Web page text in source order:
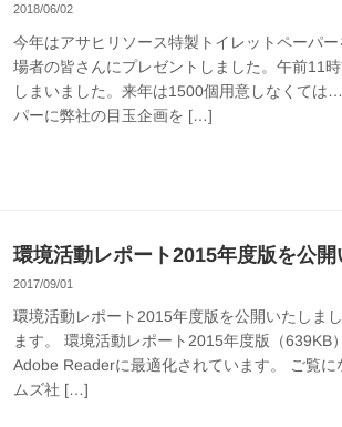
2018/06/02
今年はアサヒリソース特製トイレットペーパ
場者の皆さんにプレゼントしました。午前11
しまいました。来年は1500個用意しなくては
パーに弊社の目玉企画を […]
環境活動レポート2015年度版を公開
2017/09/01
環境活動レポート2015年度版を公開いたしま
ます。 環境活動レポート2015年度版（639KB
Adobe Readerに最適化されています。 ご覧に
ムズ社 […]